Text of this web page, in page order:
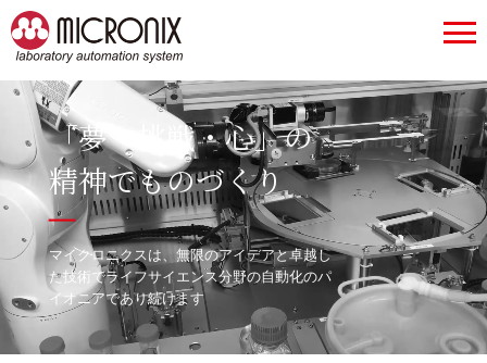
「夢・挑戦・心」の
精神でものづくり
マイクロニクスは、無限のアイデアと卓越し
た技術でライフサイエンス分野の自動化のパ
イオニアであり続けます